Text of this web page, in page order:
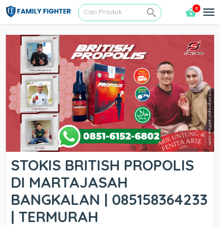
0
STOKIS BRITISH PROPOLIS
DI MARTAJASAH
BANGKALAN | 085158364233
| TERMURAH